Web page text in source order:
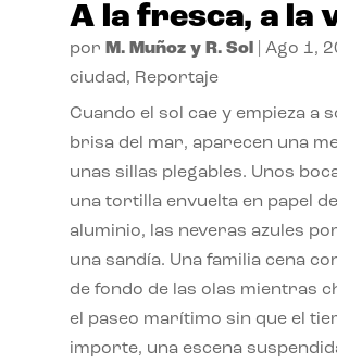
A la fresca, a la
por M. Muñoz y R. Sol| Ago 1,
ciudad, Reportaje
Cuando el sol cae y empieza a
brisa del mar, aparecen una
unas sillas plegables. Unos
una tortilla envuelta en papel de
aluminio, las neveras azules
una sandía. Una familia cena
de fondo de las olas mientras
el paseo marítimo sin que el
importe, una escena